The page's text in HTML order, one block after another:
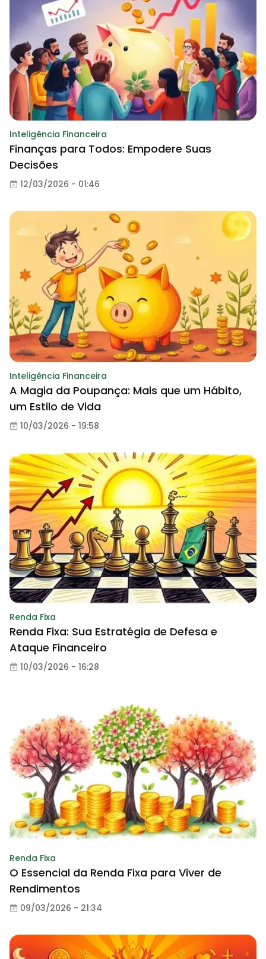
Inteligência Financeira
Finanças para Todos: Empodere Suas
Decisões
12/03/2026 - 01:46
Inteligência Financeira
A Magia da Poupança: Mais que um Hábito,
um Estilo de Vida
10/03/2026 - 19:58
Renda Fixa
Renda Fixa: Sua Estratégia de Defesa e
Ataque Financeiro
10/03/2026 - 16:28
Renda Fixa
O Essencial da Renda Fixa para Viver de
Rendimentos
09/03/2026 - 21:34